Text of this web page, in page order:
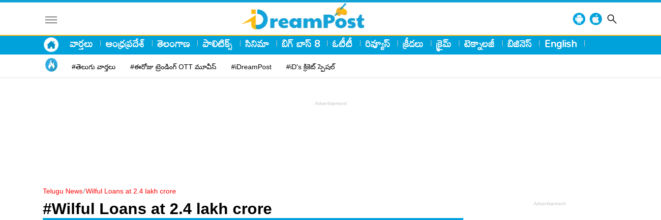
వార్తలు ఆంధ్రప్రదేశ్ తెలంగాణ పాలిటిక్స్ సినిమా బిగ్ బాస్ 8 ఓటీటీ రివ్యూస్ క్రీడలు క్రైమ్ టెక్నాలజీ బిజినెస్ English
#తెలుగు వార్తలు #ఈరోజు ట్రెండింగ్ OTT మూవీస్ #iDreamPost #iD's క్రికెట్ స్పెషల్
Telugu News/Wilful Loans at 2.4 lakh crore
#Wilful Loans at 2.4 lakh crore